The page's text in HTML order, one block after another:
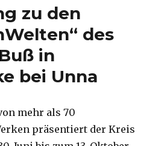
zu den
des
in
bei Unna
mehr als 70
präsentiert der Kreis